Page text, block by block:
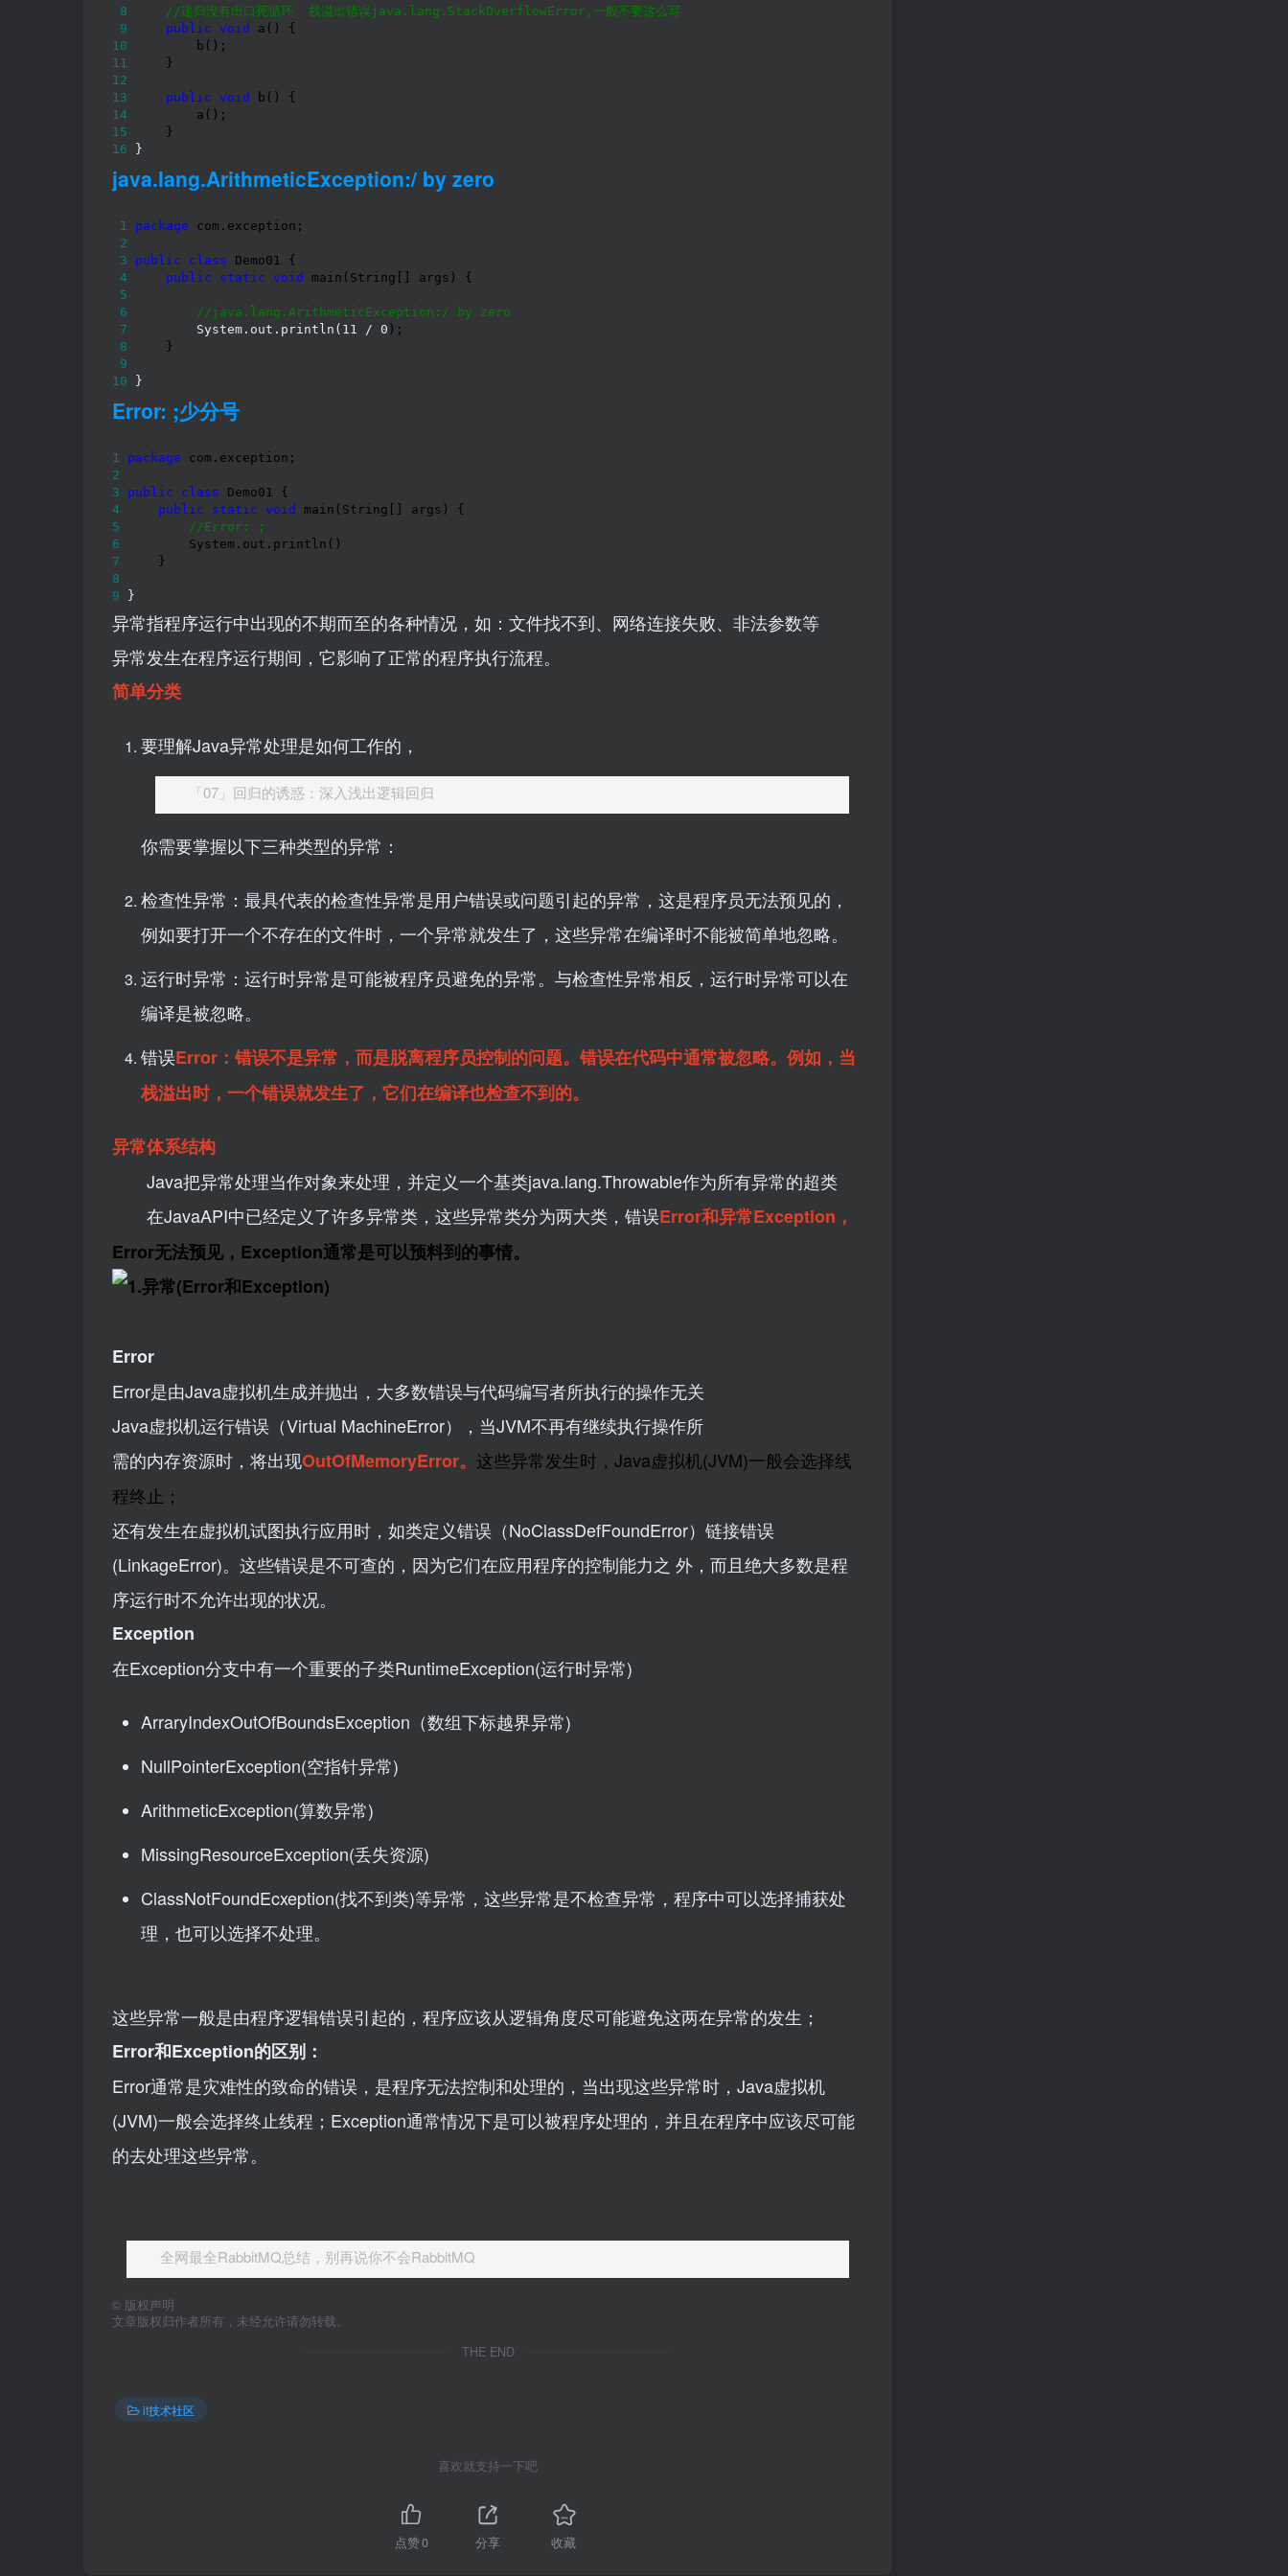
8
//递归没有出口死循环  栈溢出错误java.lang.StackOverflowError,一般不要这么写
9
public void
10
11
12
13
public void
14
15
16 }
java.lang.ArithmeticException:/ by zero
1 package
2
3
public class
4
public static void
5
6
// java.lang.ArithmeticException:/ by zero
7
         System.out.println(11 / 0
8
9
10 }
Error: ;少分号
1 package
2
3
public class
4
public static void
5
//Error: ;
6
7
8
9 }
异常指程序运行中出现的不期而至的各种情况，如：文件找不到、网络连接失败、非法参数等
异常发生在程序运行期间，它影响了正常的程序执行流程。
简单分类
要理解Java异常处理是如何工作的，
「07」回归的诱惑：深入浅出逻辑回归
你需要掌握以下三种类型的异常：
检查性异常：最具代表的检查性异常是用户错误或问题引起的异常，这是程序员无法预见的，
例如要打开一个不存在的文件时，一个异常就发生了，这些异常在编译时不能被简单地忽略。
运行时异常：运行时异常是可能被程序员避免的异常。与检查性异常相反，运行时异常可以在
编译是被忽略。
错误Error ：错误不是异常，而是脱离程序员控制的问题。错误在代码中通常被忽略。例如，当
栈溢出时，一个错误就发生了，它们在编译也检查不到的。
异常体系结构
Java把异常处理当作对象来处理，并定义一个基类java.lang.Throwable作为所有异常的超类
在JavaAPI中已经定义了许多异常类，这些异常类分为两大类，错误Error和异常Exception，
Error无法预见，Exception通常是可以预料到的事情。
Error
Error是由Java虚拟机生成并抛出，大多数错误与代码编写者所执行的操作无关
Java虚拟机运行错误（Virtual MachineError），当JVM不再有继续执行操作所
需的内存资源时，将出现OutOfMemoryError。 这些异常发生时，Java虚拟机(JVM)一般会选择线
程终止；
还有发生在虚拟机试图执行应用时，如类定义错误（NoClassDefFoundError）链接错误
(LinkageError)。这些错误是不可查的，因为它们在应用程序的控制能力之 外，而且绝大多数是程
序运行时不允许出现的状况。
Exception
在Exception分支中有一个重要的子类RuntimeException(运行时异常)
ArraryIndexOutOfBoundsException（数组下标越界异常)
NullPointerException(空指针异常)
ArithmeticException(算数异常)
MissingResourceException(丢失资源)
ClassNotFoundEcxeption(找不到类)等异常，这些异常是不检查异常，程序中可以选择捕获处
理，也可以选择不处理。
这些异常一般是由程序逻辑错误引起的，程序应该从逻辑角度尽可能避免这两在异常的发生；
Error和Exception的区别：
Error通常是灾难性的致命的错误，是程序无法控制和处理的，当出现这些异常时，Java虚拟机
(JVM)一般会选择终止线程；Exception通常情况下是可以被程序处理的，并且在程序中应该尽可能
的去处理这些异常。
全网最全RabbitMQ总结，别再说你不会RabbitMQ
© 版权声明
文章版权归作者所有，未经允许请勿转载。
THE END
it技术社区
喜欢就支持一下吧
点赞0 分享 收藏